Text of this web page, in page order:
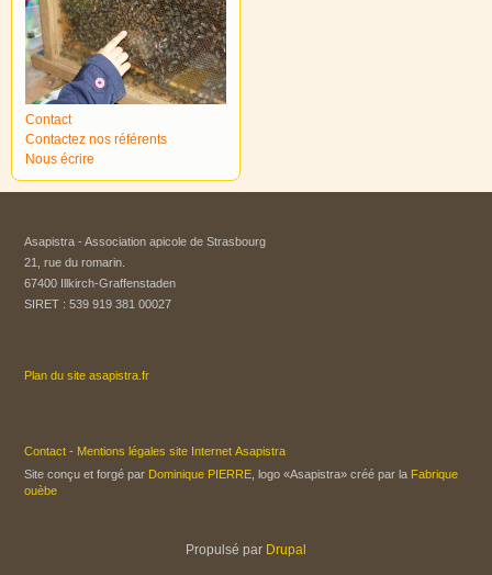
Contact
Contactez nos référents
Nous écrire
Asapistra - Association apicole de Strasbourg​
21, rue du romarin.
67400 Illkirch-Graffenstaden
SIRET : 539 919 381 00027
Plan du site asapistra.fr
Contact - Mentions légales site Internet Asapistra
Site conçu et forgé par Dominique PIERRE , logo «Asapistra» créé par la Fabrique
ouèbe
Propulsé par Drupal